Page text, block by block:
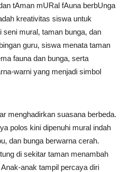
tAman mURal fAuna berbUnga
kreativitas siswa untuk
mural, taman bunga, dan
guru, siswa menata taman
fauna dan bunga, serta
warni yang menjadi simbol
menghadirkan suasana berbeda.
polos kini dipenuhi mural indah
dan bunga berwarna cerah.
di sekitar taman menambah
anak tampil percaya diri